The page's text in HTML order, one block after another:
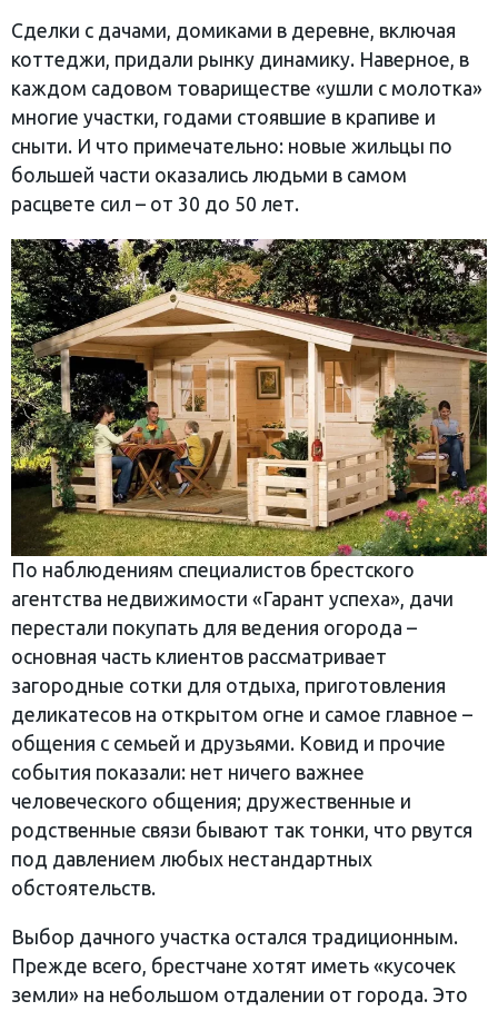
Сделки с дачами, домиками в деревне, включая
коттеджи, придали рынку динамику. Наверное, в
каждом садовом товариществе «ушли с молотка»
многие участки, годами стоявшие в крапиве и
сныти. И что примечательно: новые жильцы по
большей части оказались людьми в самом
расцвете сил – от 30 до 50 лет.
По наблюдениям специалистов брестского
агентства недвижимости «Гарант успеха», дачи
перестали покупать для ведения огорода –
основная часть клиентов рассматривает
загородные сотки для отдыха, приготовления
деликатесов на открытом огне и самое главное –
общения с семьей и друзьями. Ковид и прочие
события показали: нет ничего важнее
человеческого общения; дружественные и
родственные связи бывают так тонки, что рвутся
под давлением любых нестандартных
обстоятельств.
Выбор дачного участка остался традиционным.
Прежде всего, брестчане хотят иметь «кусочек
земли» на небольшом отдалении от города. Это